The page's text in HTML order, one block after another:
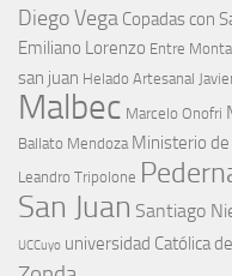
Diego Vega Copadas con
Emiliano Lorenzo Entre
san juan Helado Artesanal
Malbec Marcelo Onofri
Ballato Mendoza Ministerio de
Leandro Tripolone
San Juan Santiago
UCCuyo universidad Católica